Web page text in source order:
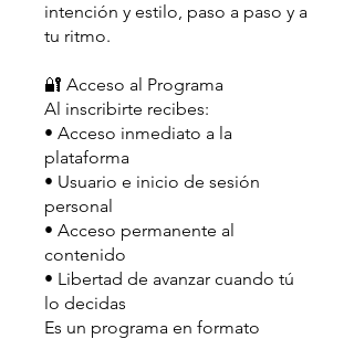
intención y estilo, paso a paso y a
tu ritmo.
🔐 Acceso al Programa
Al inscribirte recibes:
• Acceso inmediato a la
plataforma
• Usuario e inicio de sesión
personal
• Acceso permanente al
contenido
• Libertad de avanzar cuando tú
lo decidas
Es un programa en formato